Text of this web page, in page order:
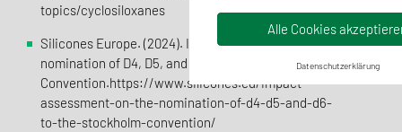
topics/cyclosiloxanes
Silicones Europe. (2024). Impact assessment on the
nomination of D4, D5, and D6 to the Stockholm
Convention.https://www.silicones.eu/impact-
assessment-on-the-nomination-of-d4-d5-and-d6-
to-the-stockholm-convention/
Alle Cookies
Datenschutzerklärung